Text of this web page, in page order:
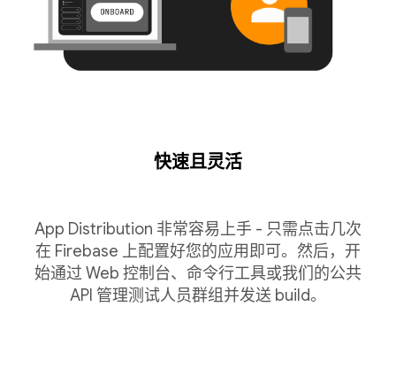
快速且灵活
App Distribution 非常容易上手 - 只需点击几次
在 Firebase 上配置好您的应用即可。然后，开
始通过 Web 控制台、命令行工具或我们的公共
API 管理测试人员群组并发送 build。